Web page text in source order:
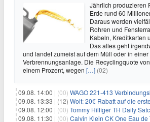
Jährlich produzieren
Erde rund 60
Daraus werden
Rohren und
Kabeln, Kreditkarten
Das alles geht
und landet zumeist auf dem Müll oder in einer
Verbrennungsanlage. Die Recyclingquote
einem Prozent, wegen […] (02)
09.08. 14:00 | (00) WAGO 221-413 Verbindungsklemmen
09.08. 13:33 | (12) Wolt: 20€ Rabatt auf die ersten zwei
09.08. 12:00 | (00) Tommy Hilfiger TH Daily Satchel
09.08. 11:30 | (00) Calvin Klein CK One Eau de